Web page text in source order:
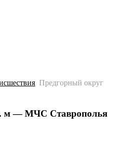
Предгорный округ
м — МЧС Ставрополья